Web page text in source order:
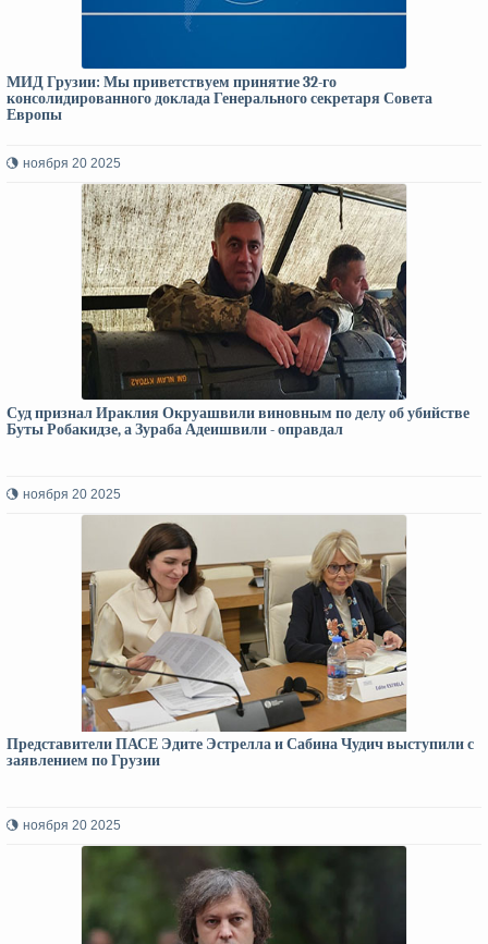
МИД Грузии: Мы приветствуем принятие 32-го
консолидированного доклада Генерального секретаря Совета
Европы
ноября 20 2025
Суд признал Ираклия Окруашвили виновным по делу об убийстве
Буты Робакидзе, а Зураба Адеишвили - оправдал
ноября 20 2025
Представители ПАСЕ Эдите Эстрелла и Сабина Чудич выступили с
заявлением по Грузии
ноября 20 2025